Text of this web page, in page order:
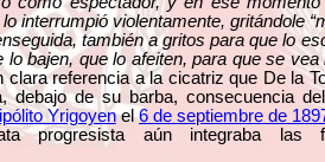
interrumpió violentamente, gritándole
también a gritos para que lo
lo bajen, que lo afeiten, para que se
clara referencia a la cicatriz que De la
debajo de su barba, consecuencia
Yrigoyenel6 de septiembre de
progresista aún integraba las